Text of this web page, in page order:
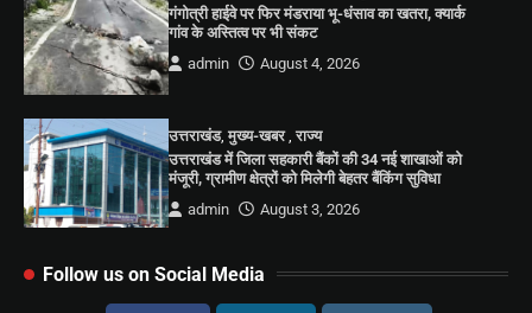
गंगोत्री हाईवे पर फिर मंडराया भू-धंसाव का खतरा, क्यार्क
गांव के अस्तित्व पर भी संकट
admin
August 4, 2026
उत्तराखंड,मुख्य-खबर ,राज्य
उत्तराखंड में जिला सहकारी बैंकों की 34 नई शाखाओं को
मंजूरी, ग्रामीण क्षेत्रों को मिलेगी बेहतर बैंकिंग सुविधा
admin
August 3, 2026
Follow us on Social Media